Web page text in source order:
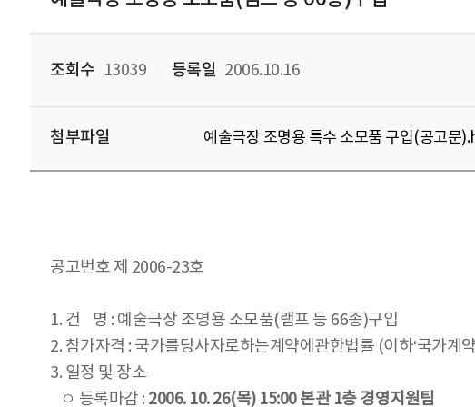
조회수 13039 등록일 2006.10.16
첨부파일 예술극장 조명용 특수 소모품 구입(공고문
공고번호 제 2006-23호
1. 건 명 : 예술극장 조명용 소모품(램프 등 66종)구입
2. 참가자격 : 국가를당사자로하는계약에관한법률 (이하‘국가계
3. 일정 및 장소
ㅇ 등록마감 : 2006. 10. 26(목) 15:00 본관 1층 경영지원팀